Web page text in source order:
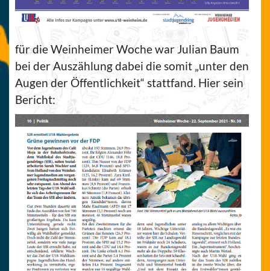
für die Weinheimer Woche war Julian Baum
bei der Auszählung dabei die somit „unter den
Augen der Öffentlichkeit“ stattfand. Hier sein
Bericht: